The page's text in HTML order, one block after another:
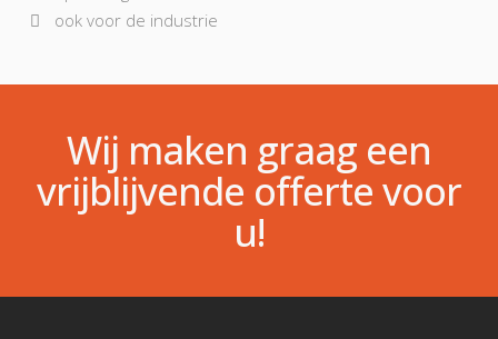
ook voor de industrie
Wij maken graag een
vrijblijvende offerte voor
u!